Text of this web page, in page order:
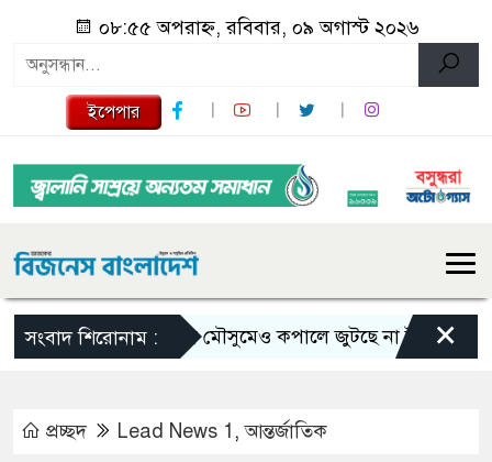
০৮:৫৫ অপরাহ্ন, রবিবার, ০৯ অগাস্ট ২০২৬
ইপেপার
সংবাদ শিরোনাম :ভরা মৌসুমেও কপালে জুটছে না ইলিশ, দাম বেশ
×
প্রচ্ছদ Lead News 1 ,আন্তর্জাতিক